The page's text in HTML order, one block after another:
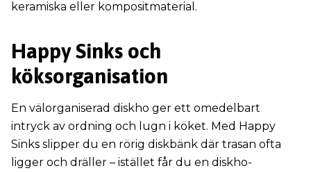
keramiska eller kompositmaterial.
Happy Sinks och
köksorganisation
En välorganiserad diskho ger ett omedelbart
intryck av ordning och lugn i köket. Med Happy
Sinks slipper du en rörig diskbänk där trasan ofta
ligger och dräller – istället får du en diskho-